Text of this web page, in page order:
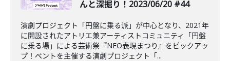
んと深掘り！2023/06/20 #44
演劇プロジェクト「円盤に乗る派」が中心となり、2021年
に開設されたアトリエ兼アーティストコミュニティ「円盤
に乗る場」による芸術祭『NEO表現まつり』をピックアッ
プ！ベントを主催する演劇プロジェクト「...